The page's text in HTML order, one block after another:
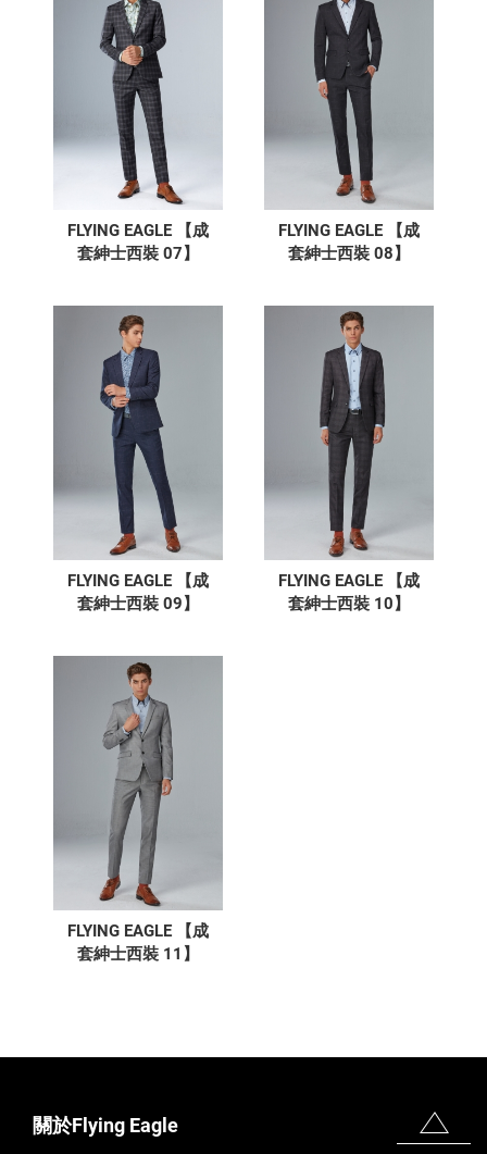
FLYING EAGLE 【成
套紳士西裝 07】
FLYING EAGLE 【成
套紳士西裝 08】
FLYING EAGLE 【成
套紳士西裝 09】
FLYING EAGLE 【成
套紳士西裝 10】
FLYING EAGLE 【成
套紳士西裝 11】
關於Flying Eagle